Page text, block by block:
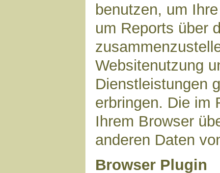
benutzen, um
um Reports über
Websitenutzung
Dienstleistungen
erbringen. Die im
Ihrem Browser
anderen Daten
Browser Plugin